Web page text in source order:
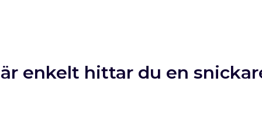
enkelt hittar du en